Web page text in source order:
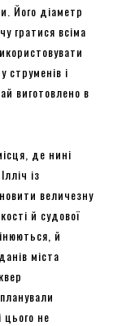
Його діаметр
гратися всіма
струменів і
виготовлено в
де нині
із
величезну
й судової
й
міста
цього не